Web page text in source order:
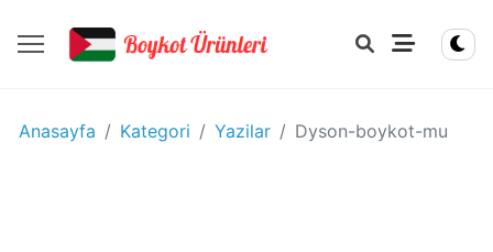
YIYECEK
Anasayfa Kategori Yazilar Dyson-boykot-mu